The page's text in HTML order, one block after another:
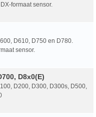
formaat sensor.
D610, D750 en D780.
sensor.
D8x0(E)
D200, D300, D300s, D500,